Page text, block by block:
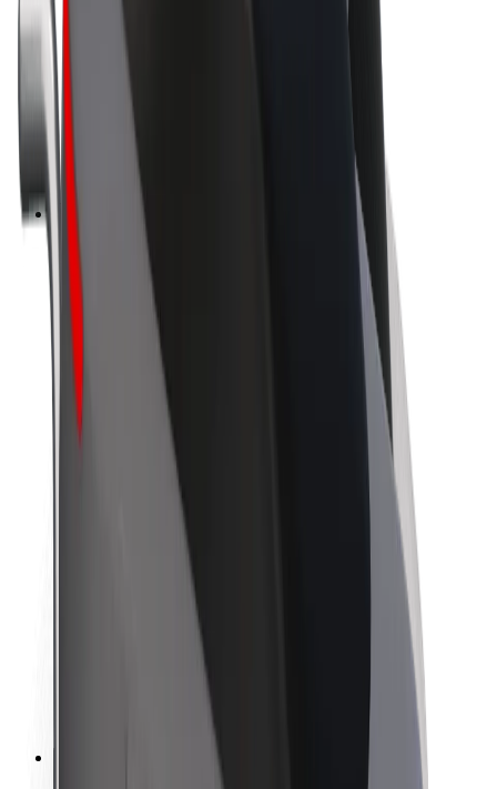
Flåter
Franchiser
Bedrift
Karrierer
Om Bolt
Bærekraft hos Bolt
Prosjekt Zero
Retningslinjer for varemerke
Investorrelasjoner